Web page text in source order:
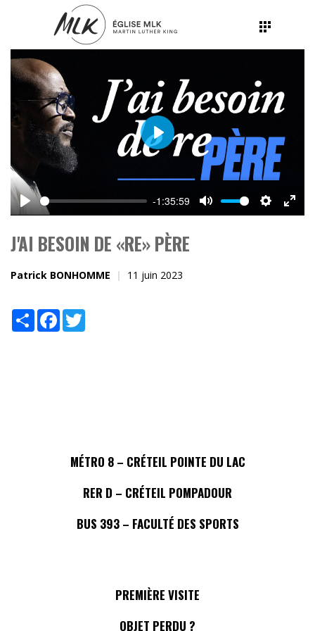
Play
-1:35:59
Mute Settings
Play
J'AI BESOIN DE «RE» PÈRE
Patrick BONHOMME 11 juin 2023
ShareFacebook
MÉTRO 8 – CRÉTEIL POINTE DU LAC
RER D – CRÉTEIL POMPADOUR
BUS 393 – FACULTÉ DES SPORTS
PREMIÈRE VISITE
OBJET PERDU ?